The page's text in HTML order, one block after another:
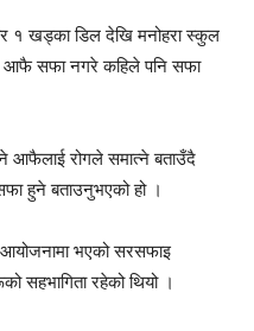
१ खड्का डिल देखि मनोहरा स्कुल
आफै सफा नगरे कहिले पनि सफा
आफैलाई रोगले समात्ने बताउँदै
हुने बताउनुभएको हो ।
भएको सरसफाइ
सहभागिता रहेको थियो ।